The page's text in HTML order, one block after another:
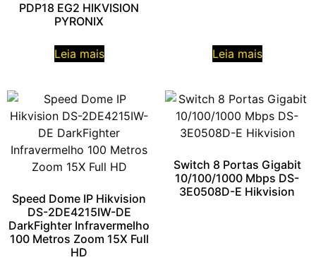
PDP18 EG2 HIKVISION
PYRONIX
Leia mais Leia mais
Speed Dome IP Hikvision
DS-2DE4215IW-DE
DarkFighter Infravermelho
100 Metros Zoom 15X Full
HD
Switch 8 Portas Gigabit
10/100/1000 Mbps DS-
3E0508D-E Hikvision